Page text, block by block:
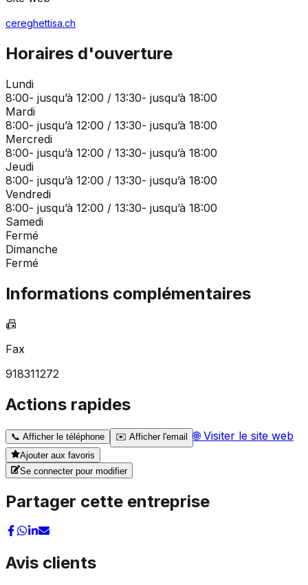
cereghettisa.ch
Horaires d'ouverture
Lundi
8:00- jusqu’à 12:00 / 13:30- jusqu’à 18:00
Mardi
8:00- jusqu’à 12:00 / 13:30- jusqu’à 18:00
Mercredi
8:00- jusqu’à 12:00 / 13:30- jusqu’à 18:00
Jeudi
8:00- jusqu’à 12:00 / 13:30- jusqu’à 18:00
Vendredi
8:00- jusqu’à 12:00 / 13:30- jusqu’à 18:00
Samedi
Fermé
Dimanche
Fermé
Informations complémentaires
📠
Fax
918311272
Actions rapides
📞 Afficher le téléphone ✉️ Afficher l'email 🌐Visiter le site web
Ajouter aux favoris
Se connecter pour modifier
Partager cette entreprise
Avis clients